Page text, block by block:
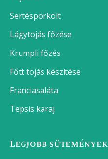
Sertéspörkölt
Lágytojás főzése
Krumpli főzés
Főtt tojás készítése
Franciasaláta
Tepsis karaj
Legjobb sütemények